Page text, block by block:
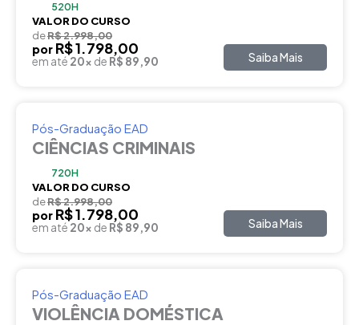
520H
VALOR DO CURSO
deR$ 2.998,00
por R$ 1.798,00
em até 20x de R$ 89,90 Saiba Mais
Pós-Graduação EAD
CIÊNCIAS CRIMINAIS
720H
VALOR DO CURSO
deR$ 2.998,00
por R$ 1.798,00
em até 20x de R$ 89,90 Saiba Mais
Pós-Graduação EAD
VIOLÊNCIA DOMÉSTICA